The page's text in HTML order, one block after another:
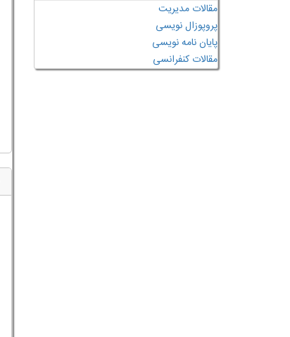
مقالات مدیریت
پروپوزال نویسی
پایان نامه نویسی
مقالات کنفرانسی